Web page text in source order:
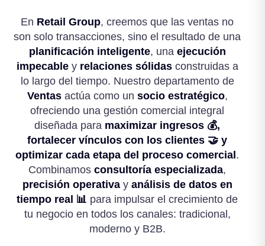
En Retail Group, creemos que las ventas no
son solo transacciones, sino el resultado de una
planificación inteligente, una ejecución
impecabley relaciones sólidasconstruidas a
lo largo del tiempo. Nuestro departamento de
Ventasactúa como un socio estratégico,
ofreciendo una gestión comercial integral
diseñada para maximizar ingresos 💰,
fortalecer vínculos con los clientes 🤝 y
optimizar cada etapa del proceso comercial .
Combinamos consultoría especializada,
precisión operativay análisis de datos en
tiempo real 📊 para impulsar el crecimiento de
tu negocio en todos los canales: tradicional,
moderno y B2B.